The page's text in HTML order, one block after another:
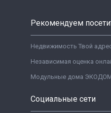
Рекомендуем
Недвижимость Твой
Независимая оценка
Модульные дома
Социальные сети